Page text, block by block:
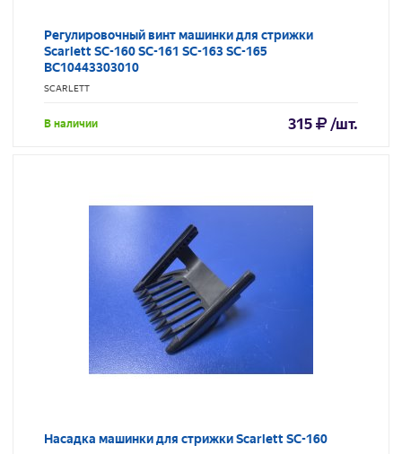
Регулировочный винт машинки для стрижки
Scarlett SC-160 SC-161 SC-163 SC-165
BC10443303010
SCARLETT
В наличии 315 /шт.
Насадка машинки для стрижки Scarlett SC-160